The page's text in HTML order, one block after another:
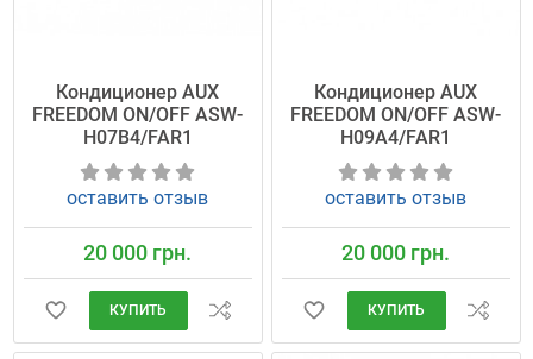
Кондиционер AUX
FREEDOM ON/OFF ASW-
H07B4/FAR1
оставить отзыв
20 000 грн.
КУПИТЬ
Кондиционер AUX
FREEDOM ON/OFF ASW-
H09A4/FAR1
оставить отзыв
20 000 грн.
КУПИТЬ